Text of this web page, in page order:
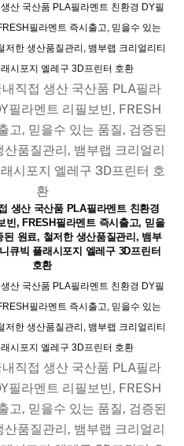
산 국산품 PLA필라멘트 친환경 DY필
필라멘트 즉시출고, 믿을수 있는
저한 생산품질관리, 뱀부랩 크리얼리티
시포지 엘레구 3D프린터 호환
생산 국산품 PLA필라멘트 친환경
빈, FRESH필라멘트 즉시출고, 믿을
된 원료, 철저한 생산품질관리, 뱀부
큐빅 플래시포지 엘레구 3D프린터
호환
산 국산품 PLA필라멘트 친환경 DY필
필라멘트 즉시출고, 믿을수 있는
저한 생산품질관리, 뱀부랩 크리얼리티
시포지 엘레구 3D프린터 호환